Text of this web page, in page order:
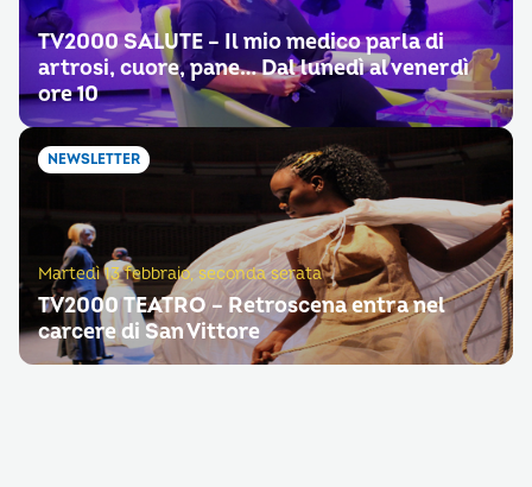
TV2000 SALUTE – Il mio medico parla di
artrosi, cuore, pane… Dal lunedì al venerdì
ore 10
NEWSLETTER
Martedì 13 febbraio, seconda serata
TV2000 TEATRO – Retroscena entra nel
carcere di San Vittore